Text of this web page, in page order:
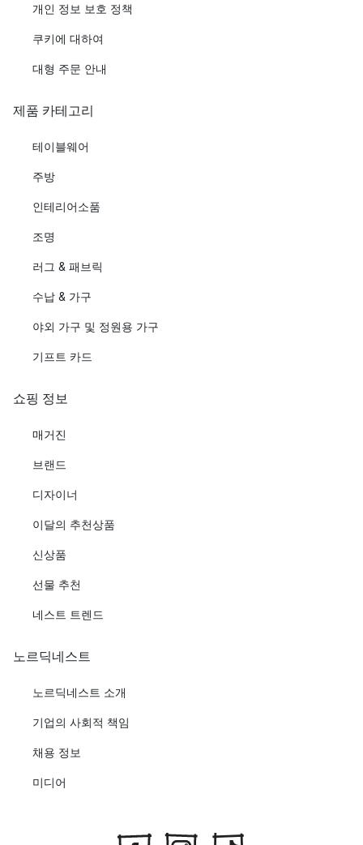
개인 정보 보호 정책
쿠키에 대하여
대형 주문 안내
제품 카테고리
테이블웨어
주방
인테리어소품
조명
러그 & 패브릭
수납 & 가구
야외 가구 및 정원용 가구
기프트 카드
쇼핑 정보
매거진
브랜드
디자이너
이달의 추천상품
신상품
선물 추천
네스트 트렌드
노르딕네스트
노르딕네스트 소개
기업의 사회적 책임
채용 정보
미디어